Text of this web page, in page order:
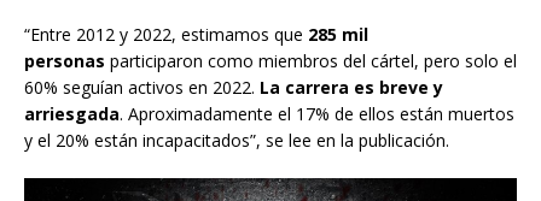
“Entre 2012 y 2022, estimamos que 285 mil
personas participaron como miembros del cártel, pero solo el
60% seguían activos en 2022. La carrera es breve y
arriesgada. Aproximadamente el 17% de ellos están muertos
y el 20% están incapacitados”, se lee en la publicación.